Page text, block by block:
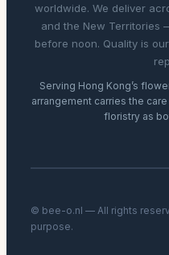
worldwide. We deliver
and the New Territories
before noon. Quality is
Serving Hong Kong’s
arrangement carries the
floristry as
© bee-o.nl — All rights
purpose.